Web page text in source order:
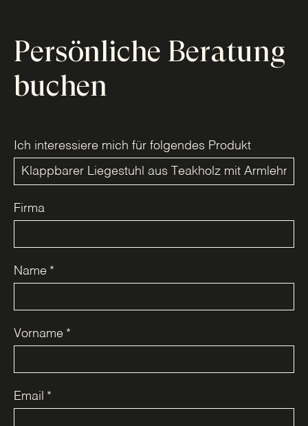
Persönliche Beratung
buchen
Ich interessiere mich für folgendes Produkt
Firma
Name *
Vorname *
Email *